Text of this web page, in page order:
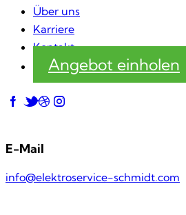
Über uns
Karriere
Kontakt
Angebot einholen
E-Mail
info@elektroservice-schmidt.com